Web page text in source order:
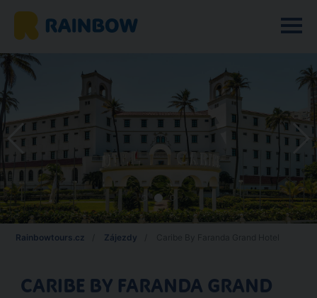
Rainbowtours.cz Zájezdy
CARIBE BY FARANDA GRAND